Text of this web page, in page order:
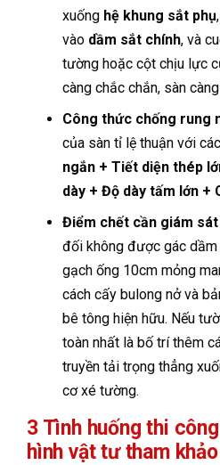
xuống hệ khung sắt phụ
vào dầm sắt chính, và
tường hoặc cột chịu lực
càng chắc chắn, sàn
Công thức chống rung
của sàn tỉ lệ thuận với
ngắn + Tiết diện thép
dày + Độ dày tấm lớn +
Điểm chết cần giám
đối không được gác
gạch ống 10cm mỏng
cách cấy bulong nở và
bê tông hiện hữu. Nếu
toàn nhất là bố trí thêm
truyền tải trọng thẳng
cơ xé tường.
3 Tình huống thi
hình vật tư tham khảo